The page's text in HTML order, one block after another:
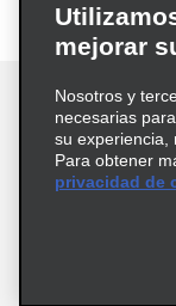
© 2026
mejorar
Nosotros y
necesarias
su experiencia,
Para obtener
privacidad de